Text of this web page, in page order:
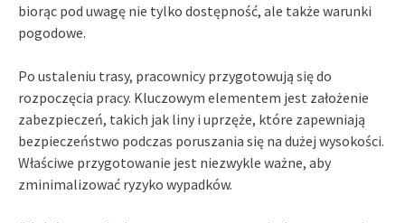
biorąc pod uwagę nie tylko dostępność, ale także warunki
pogodowe.
Po ustaleniu trasy, pracownicy przygotowują się do
rozpoczęcia pracy. Kluczowym elementem jest założenie
zabezpieczeń, takich jak liny i uprzęże, które zapewniają
bezpieczeństwo podczas poruszania się na dużej wysokości.
Właściwe przygotowanie jest niezwykle ważne, aby
zminimalizować ryzyko wypadków.